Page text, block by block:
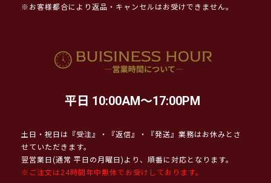
※お客様都合により返品・キャンセルはお受けできません。
平日 10:00AM～17:00PM
土日・祝日は『受注』・『返信』・『発送』業務はお休みとさ
せていただきます。
翌営業日(通常 平日の月曜日)より、順番に対応となります。
※ご注文は24時間年中無休でお受けしております。